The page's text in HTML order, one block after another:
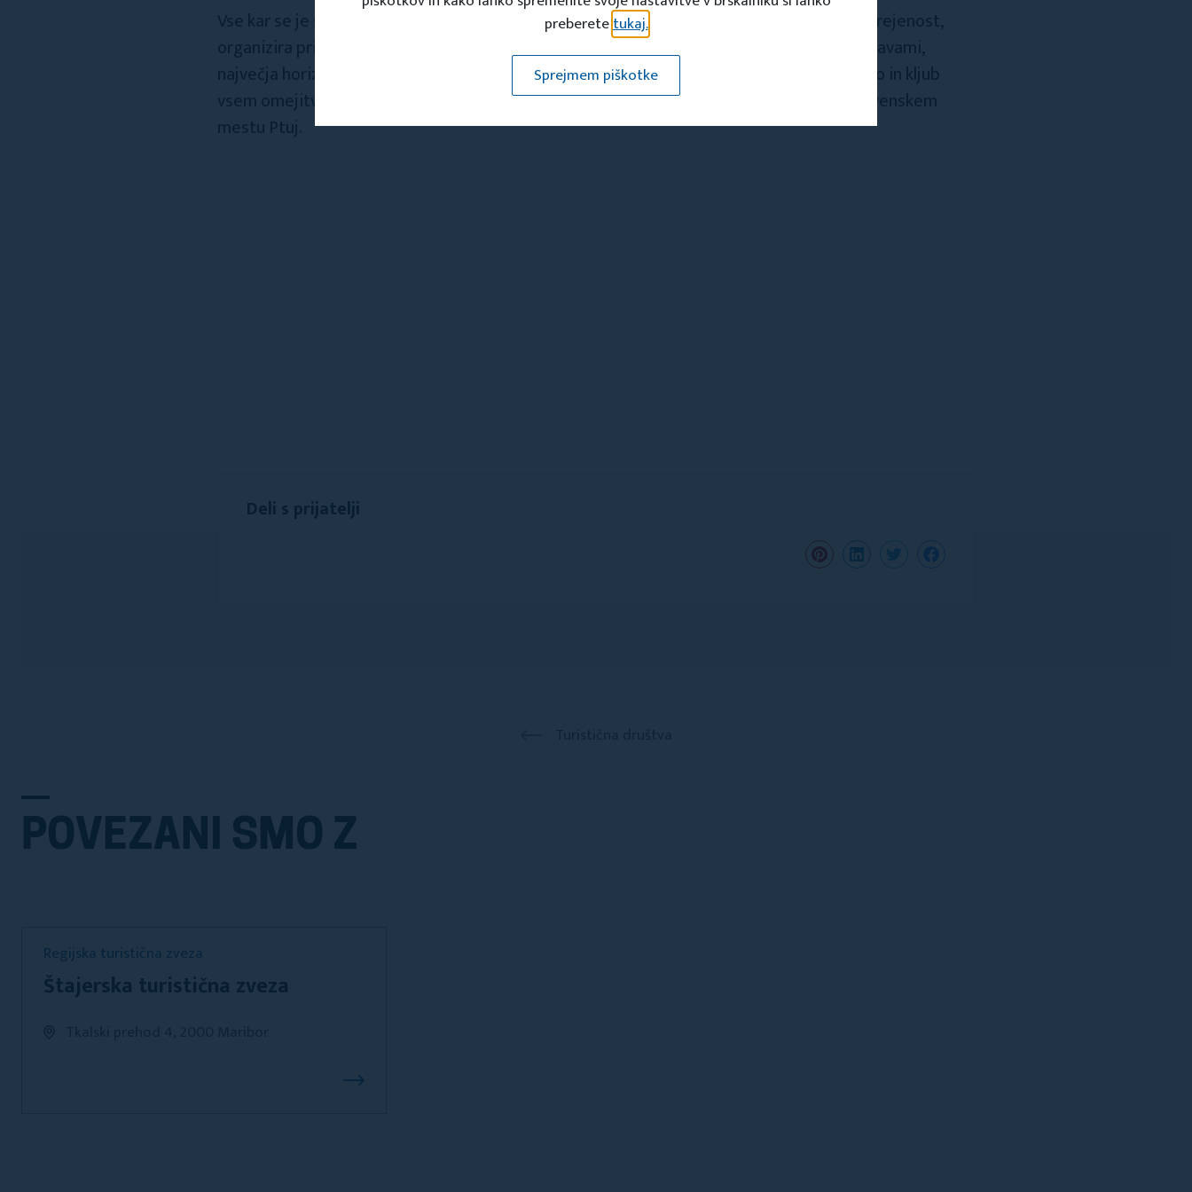
Vse kar se je skozi zgodovino dogajalo je aktualno tudi danes. TD Ptuj skrbi za dogodke, urejenost,
organizira prireditve, postavlja turistične znamenitosti (med njimi park z evropskimi zastavami,
največja horizontalna sončna ura v Sloveniji ...). Upravni odbor in članstvo TD Ptuj je aktivno in kljub
vsem omejitvam, izvaja letne programe in skrbi za promocijo turizma v najstarejšem slovenskem
mestu Ptuj.
Deli s prijatelji
POVEZANI SMO Z
Regijska turistična zveza
Štajerska turistična zveza
preberetetukaj.
Sprejmem piškotke